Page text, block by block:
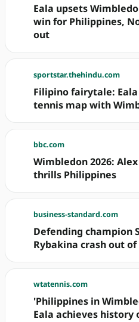
Eala upsets
win for Philippines,
out
sportstar.thehindu.com
Filipino fairytale:
tennis map with
bbc.com
Wimbledon 2026:
thrills Philippines
business-standard.com
Defending champion
Rybakina crash out
wtatennis.com
'Philippines in
Eala achieves history